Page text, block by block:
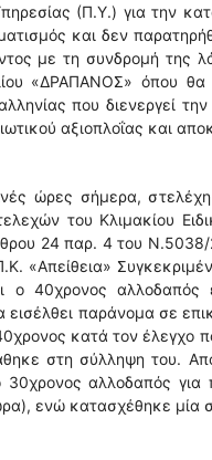
(Π.Υ.) για την
και δεν
με τη συνδρομή της
«ΔΡΑΠΑΝΟΣ» όπου
που διενεργεί
αξιοπλοΐας και
ώρες σήμερα,
του Κλιμακίου
24 παρ. 4 του Ν.5038/
«Απείθεια»
ο 40χρονος
εισέλθει παράνομα σε
κατά τον έλεγχο
στη σύλληψη του.
30χρονος αλλοδαπός
ενώ κατασχέθηκε μία